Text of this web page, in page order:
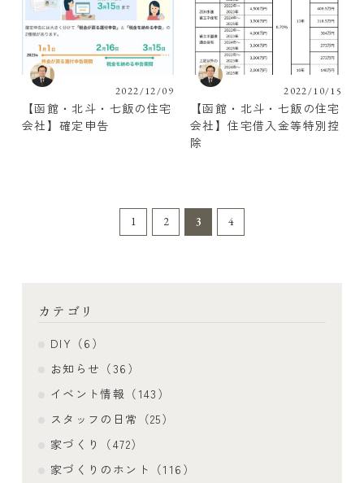
2022/12/09
【函館・北斗・七飯の住宅
会社】確定申告
2022/10/15
【函館・北斗・七飯の住宅
会社】住宅借入金等特別控
除
1 2 3 4
カテゴリ
DIY（6）
お知らせ（36）
イベント情報（143）
スタッフの日常（25）
家づくり（472）
家づくりのホント（116）